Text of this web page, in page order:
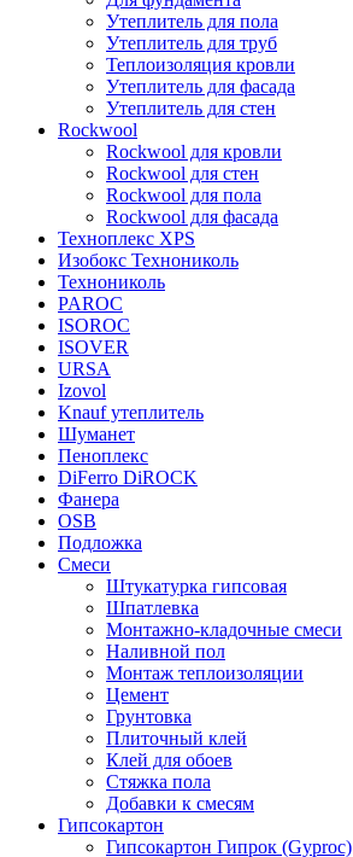
Утеплитель для пола
Утеплитель для труб
Теплоизоляция кровли
Утеплитель для фасада
Утеплитель для стен
Rockwool
Rockwool для кровли
Rockwool для стен
Rockwool для пола
Rockwool для фасада
Техноплекс XPS
Изобокс Технониколь
Технониколь
PAROC
ISOROC
ISOVER
URSA
Izovol
Knauf утеплитель
Шуманет
Пеноплекс
DiFerro DiROCK
Фанера
OSB
Подложка
Смеси
Штукатурка гипсовая
Шпатлевка
Монтажно-кладочные смеси
Наливной пол
Монтаж теплоизоляции
Цемент
Грунтовка
Плиточный клей
Клей для обоев
Стяжка пола
Добавки к смесям
Гипсокартон
Гипсокартон Гипрок (Gyproc)